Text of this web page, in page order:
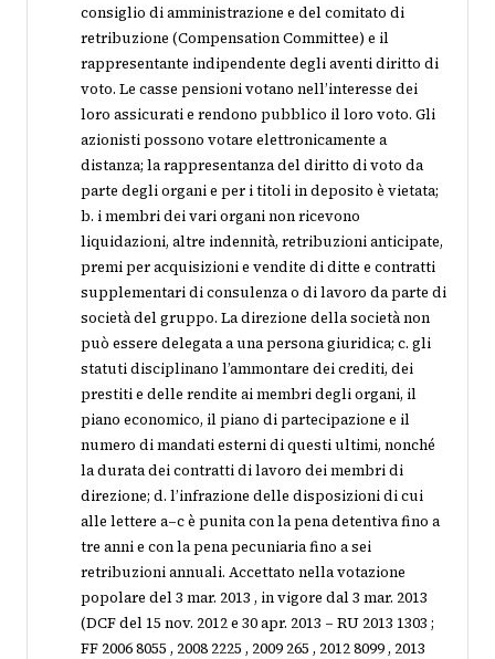
consiglio di amministrazione e del comitato di
retribuzione (Compensation Committee) e il
rappresentante indipendente degli aventi diritto di
voto. Le casse pensioni votano nell’interesse dei
loro assicurati e rendono pubblico il loro voto. Gli
azionisti possono votare elettronicamente a
distanza; la rappresentanza del diritto di voto da
parte degli organi e per i titoli in deposito è vietata;
b. i membri dei vari organi non ricevono
liquidazioni, altre indennità, retribuzioni anticipate,
premi per acquisizioni e vendite di ditte e contratti
supplementari di consulenza o di lavoro da parte di
società del gruppo. La direzione della società non
può essere delegata a una persona giuridica; c. gli
statuti disciplinano l’ammontare dei crediti, dei
prestiti e delle rendite ai membri degli organi, il
piano economico, il piano di partecipazione e il
numero di mandati esterni di questi ultimi, nonché
la durata dei contratti di lavoro dei membri di
direzione; d. l’infrazione delle disposizioni di cui
alle lettere a–c è punita con la pena detentiva fino a
tre anni e con la pena pecuniaria fino a sei
retribuzioni annuali. Accettato nella votazione
popolare del 3 mar. 2013 , in vigore dal 3 mar. 2013
(DCF del 15 nov. 2012 e 30 apr. 2013 – RU 2013 1303 ;
FF 2006 8055 , 2008 2225 , 2009 265 , 2012 8099 , 2013